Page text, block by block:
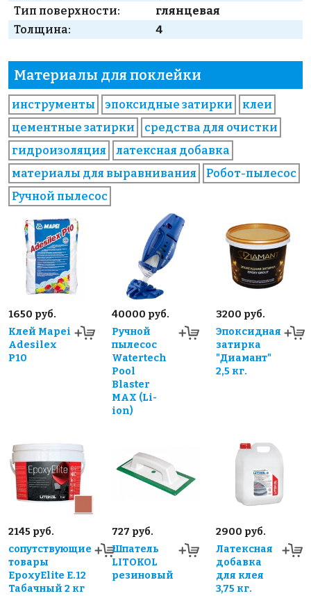
Тип поверхности:
глянцевая
Толщина:
4
Материалы для поклейки
инструменты эпоксидные затирки
клеи
цементные затирки
средства для очистки
гидроизоляция
латексная добавка
материалы для выравнивания
Робот-пылесос
Ручной пылесос
1650 руб.
Клей Mapei
Adesilex
P10
40000 руб.
Ручной
пылесос
Watertech
Pool
Blaster
MAX (Li-
ion)
3200 руб.
Эпоксидная
затирка
"Диамант"
2,5 кг.
2145 руб.
сопутствующие
товары
EpoxyElite E.12
Табачный 2 кг
727 руб.
Шпатель
LITOKOL
резиновый
2900 руб.
Латексная
добавка
для клея
3,75 кг.